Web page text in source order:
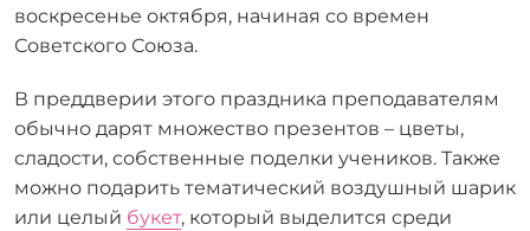
воскресенье октября, начиная со времен
Советского Союза.
В преддверии этого праздника преподавателям
обычно дарят множество презентов – цветы,
сладости, собственные поделки учеников. Также
можно подарить тематический воздушный шарик
или целый букет, который выделится среди